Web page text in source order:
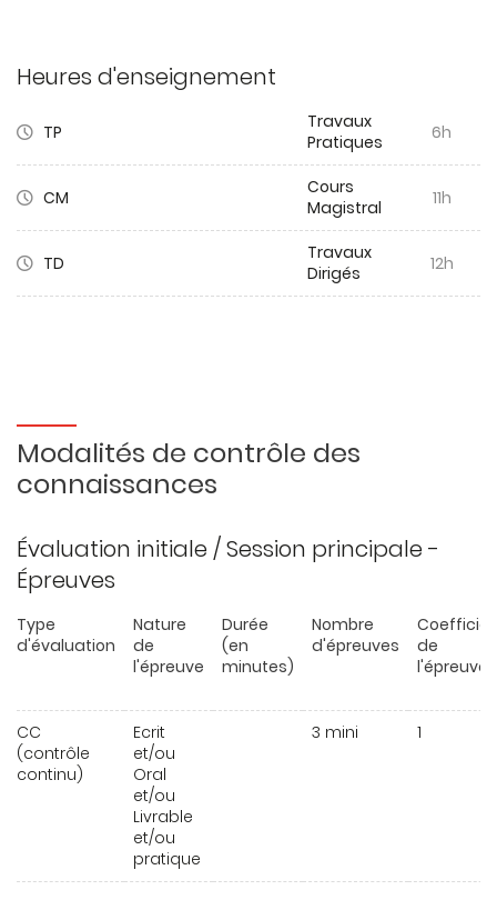
Heures d'enseignement
TP
Travaux
Pratiques
6h
CM
Cours
Magistral
11h
TD
Travaux
Dirigés
12h
Modalités de contrôle des
connaissances
Évaluation initiale / Session principale -
Épreuves
Type
d'évaluation
Nature
de
l'épreuve
Durée
(en
minutes)
Nombre
d'épreuves
de
l'épreuve
CC
(contrôle
continu)
Ecrit
et/ou
Oral
et/ou
Livrable
et/ou
pratique
3 mini 1